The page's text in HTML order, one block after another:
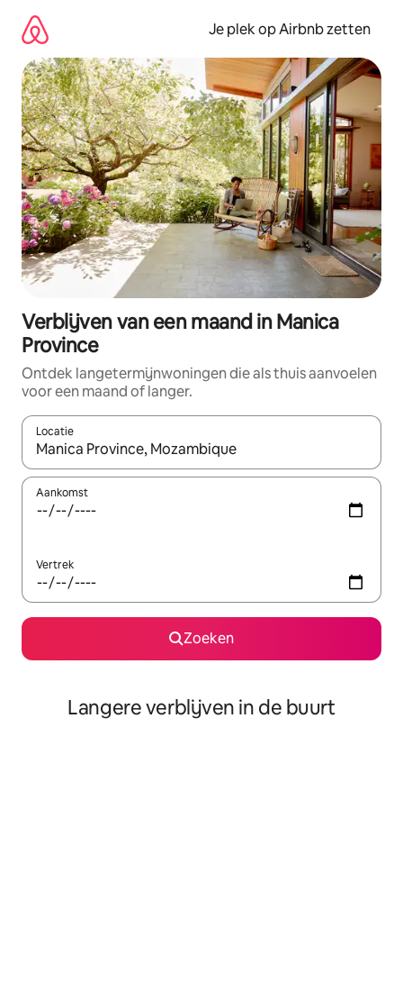
direct
naar
inhoud
Je plek op Airbnb zetten
Verblijven van een maand in Manica
Province
Ontdek langetermijnwoningen die als thuis aanvoelen
voor een maand of langer.
Locatie
Wanneer er resultaten beschikbaar zijn, maak je een keuze
Aankomst
Vertrek
Zoeken
Langere verblijven in de buurt